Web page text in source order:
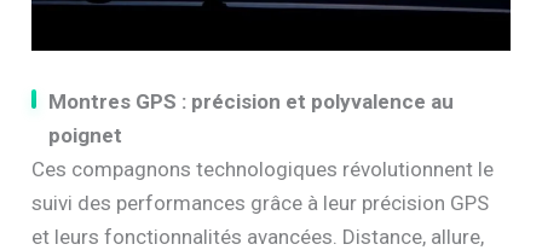
Montres GPS : précision et polyvalence au
poignet
Ces compagnons technologiques révolutionnent le
suivi des performances grâce à leur précision GPS
et leurs fonctionnalités avancées. Distance, allure,